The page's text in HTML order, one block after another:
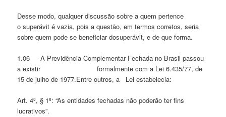
Desse modo, qualquer discussão sobre a quem pertence
o superávit é vazia, pois a questão, em termos corretos, seria
sobre quem pode se beneficiar dosuperávit, e de que forma.
1.06 — A Previdência Complementar Fechada no Brasil passou
a existir formalmente com a Lei 6.435/77, de
15 de julho de 1977.Entre outros, a Lei estabelecia:
Art. 4º, § 1º: “As entidades fechadas não poderão ter fins
lucrativos”.